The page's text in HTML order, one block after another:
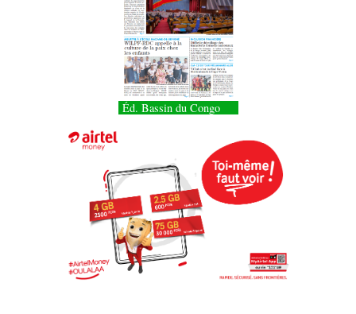
Éd. Bassin du Congo